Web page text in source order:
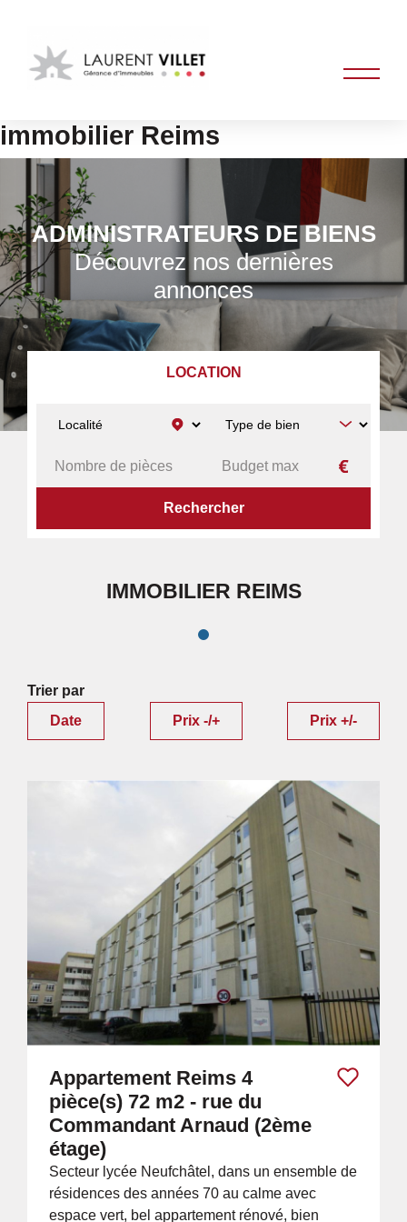
immobilier Reims
ADMINISTRATEURS DE BIENS
Découvrez nos dernières
annonces
LOCATION
RECHERCHE PAR VILLE
IMMOBILIER REIMS
Trier par
Date
Prix -/+ Prix +/-
Appartement Reims 4
pièce(s) 72 m2 - rue du
Commandant Arnaud (2ème
étage)
Secteur lycée Neufchâtel, dans un ensemble de
résidences des années 70 au calme avec
espace vert, bel appartement rénové, bien